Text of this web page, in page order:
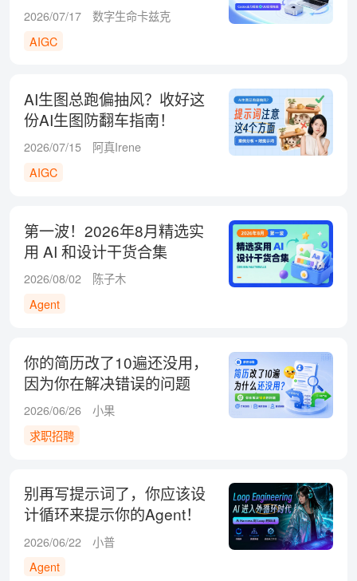
2026/07/17
数字生命卡兹克
AIGC
AI生图总跑偏抽风？收好这
份AI生图防翻车指南！
2026/07/15
阿真Irene
AIGC
第一波！2026年8月精选实
用 AI 和设计干货合集
2026/08/02
陈子木
Agent
你的简历改了10遍还没用，
因为你在解决错误的问题
2026/06/26
小果
求职招聘
别再写提示词了，你应该设
计循环来提示你的Agent！
2026/06/22
小普
Agent